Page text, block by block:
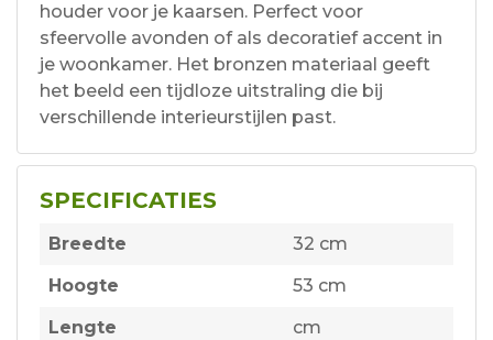
houder voor je kaarsen. Perfect voor
sfeervolle avonden of als decoratief accent in
je woonkamer. Het bronzen materiaal geeft
het beeld een tijdloze uitstraling die bij
verschillende interieurstijlen past.
SPECIFICATIES
Breedte
32 cm
Hoogte
53 cm
Lengte
cm